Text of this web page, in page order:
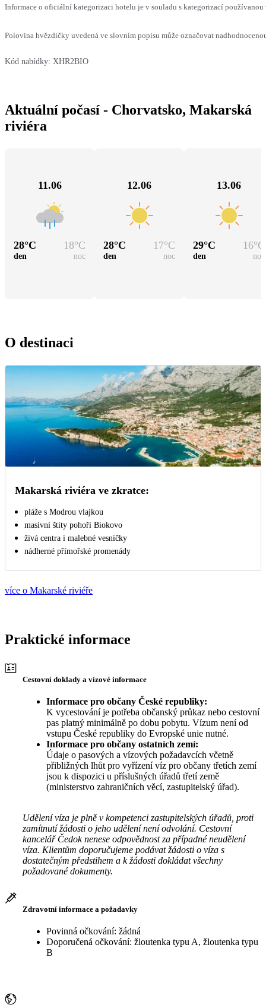
Informace o oficiální kategorizaci hotelu je v souladu s kategorizací
Polovina hvězdičky uvedená ve slovním popisu může označovat
Kód nabídky: XHR2BIO
Aktuální počasí - Chorvatsko, Makarská
riviéra
11.06
28°C 18°C
den noc
12.06
28°C 17°C
den noc
13.06
29°C 16°C
den noc
O destinaci
Makarská riviéra ve zkratce:
pláže s Modrou vlajkou
masivní štíty pohoří Biokovo
živá centra i malebné vesničky
nádherné přímořské promenády
více o Makarské riviéře
Praktické informace
Cestovní doklady a vízové informace
Informace pro občany České republiky:
K vycestování je potřeba občanský průkaz nebo cestovní
pas platný minimálně po dobu pobytu. Vízum není od
vstupu České republiky do Evropské unie nutné.
Informace pro občany ostatních zemí:
Údaje o pasových a vízových požadavcích včetně
přibližných lhůt pro vyřízení víz pro občany třetích zemí
jsou k dispozici u příslušných úřadů třetí země
(ministerstvo zahraničních věcí, zastupitelský úřad).
Udělení víza je plně v kompetenci zastupitelských úřadů, proti
zamítnutí žádosti o jeho udělení není odvolání. Cestovní
kancelář Čedok nenese odpovědnost za případné neudělení
víza. Klientům doporučujeme podávat žádosti o víza s
dostatečným předstihem a k žádosti dokládat všechny
požadované dokumenty.
Zdravotní informace a požadavky
Povinná očkování: žádná
Doporučená očkování: žloutenka typu A, žloutenka typu
B